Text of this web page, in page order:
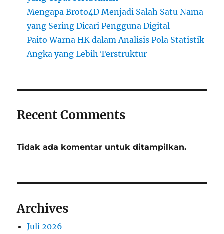
Mengapa Broto4D Menjadi Salah Satu Nama
yang Sering Dicari Pengguna Digital
Paito Warna HK dalam Analisis Pola Statistik
Angka yang Lebih Terstruktur
Recent Comments
Tidak ada komentar untuk ditampilkan.
Archives
Juli 2026